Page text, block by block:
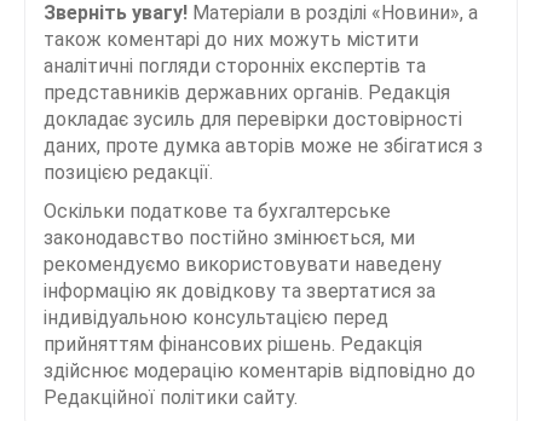
Зверніть увагу! Матеріали в розділі «Новини», а
також коментарі до них можуть містити
аналітичні погляди сторонніх експертів та
представників державних органів. Редакція
докладає зусиль для перевірки достовірності
даних, проте думка авторів може не збігатися з
позицією редакції.
Оскільки податкове та бухгалтерське
законодавство постійно змінюється, ми
рекомендуємо використовувати наведену
інформацію як довідкову та звертатися за
індивідуальною консультацією перед
прийняттям фінансових рішень. Редакція
здійснює модерацію коментарів відповідно до
Редакційної політики сайту.